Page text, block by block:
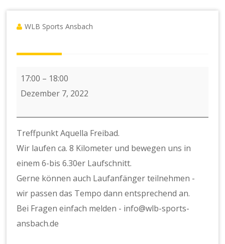
WLB Sports Ansbach
Lauf
am
-
Treffpunkt
Aquella
17:00 – 18:00
Dezember 7, 2022
Treffpunkt Aquella Freibad.
Wir laufen ca. 8 Kilometer und bewegen uns in
einem 6-bis 6.30er Laufschnitt.
Gerne können auch Laufanfänger teilnehmen -
wir passen das Tempo dann entsprechend an.
Bei Fragen einfach melden - info@wlb-sports-
ansbach.de